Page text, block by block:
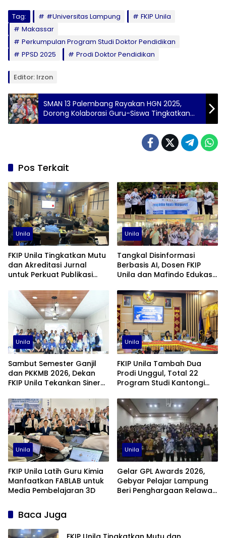
Tag: #Universitas Lampung
FKIP Unila
Makassar
Perkumpulan Program Studi Doktor Pendidikan
PPSD 2025
Prodi Doktor Pendidikan
Editor: Irzon
SMAN 13 Palembang Rayakan HGN 2025,
Dorong Kolaborasi Guru-Siswa Tingkatkan
Mutu
Pos Terkait
Unila
FKIP Unila Tingkatkan Mutu
dan Akreditasi Jurnal
untuk Perkuat Publikasi
Unila
Tangkal Disinformasi
Berbasis AI, Dosen FKIP
Unila dan Mafindo Edukasi
Unila
Sambut Semester Ganjil
dan PKKMB 2026, Dekan
FKIP Unila Tekankan Sinergi
Unila
FKIP Unila Tambah Dua
Prodi Unggul, Total 22
Program Studi Kantongi
Unila
FKIP Unila Latih Guru Kimia
Manfaatkan FABLAB untuk
Media Pembelajaran 3D
Unila
Gelar GPL Awards 2026,
Gebyar Pelajar Lampung
Beri Penghargaan Relawan
Baca Juga